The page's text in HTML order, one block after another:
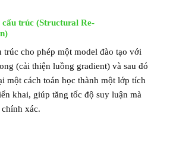
cấu trúc (Structural Re-
trúc cho phép một model đào tạo với
(cải thiện luồng gradient) và sau đó
một cách toán học thành một lớp tích
khai, giúp tăng tốc độ suy luận mà
xác.